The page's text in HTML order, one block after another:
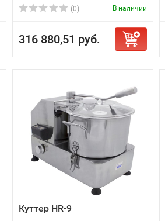
(0) В наличии
316 880,51 руб.
Куттер HR-9